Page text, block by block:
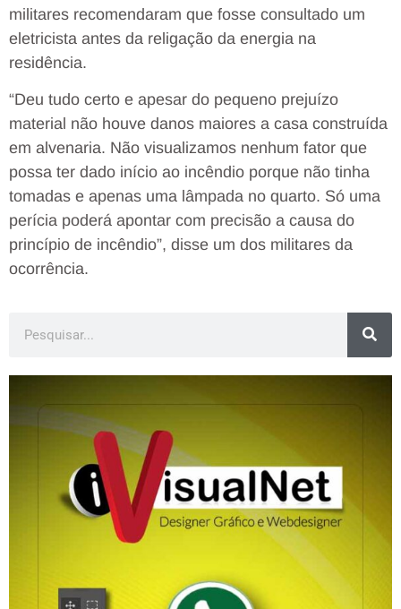
militares recomendaram que fosse consultado um
eletricista antes da religação da energia na
residência.
“Deu tudo certo e apesar do pequeno prejuízo
material não houve danos maiores a casa construída
em alvenaria. Não visualizamos nenhum fator que
possa ter dado início ao incêndio porque não tinha
tomadas e apenas uma lâmpada no quarto. Só uma
perícia poderá apontar com precisão a causa do
princípio de incêndio”, disse um dos militares da
ocorrência.